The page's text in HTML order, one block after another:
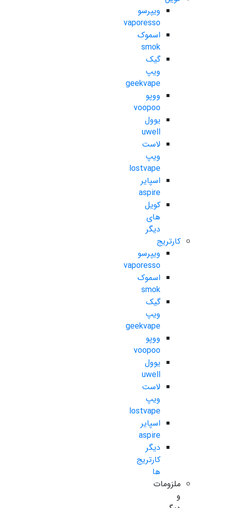
ویپرسو
vaporesso
اسموک
smok
گیک
ویپ
geekvape
ووپو
voopoo
یوول
uwell
لاست
ویپ
lostvape
اسپایر
aspire
کویل
های
دیگر
کارتریج
ویپرسو
vaporesso
اسموک
smok
گیک
ویپ
geekvape
ووپو
voopoo
یوول
uwell
لاست
ویپ
lostvape
اسپایر
aspire
دیگر
کارتریج
ها
ملزومات
و